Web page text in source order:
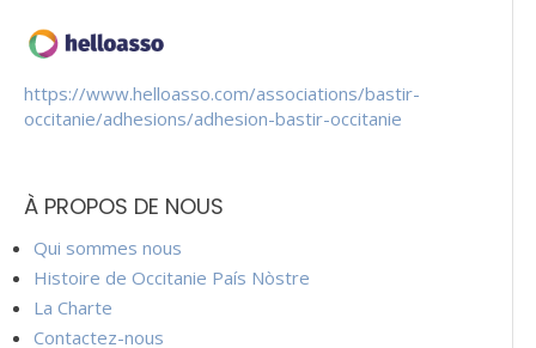
https://www.helloasso.com/associations/bastir-
occitanie/adhesions/adhesion-bastir-occitanie
À PROPOS DE NOUS
Qui sommes nous
Histoire de Occitanie País Nòstre
La Charte
Contactez-nous